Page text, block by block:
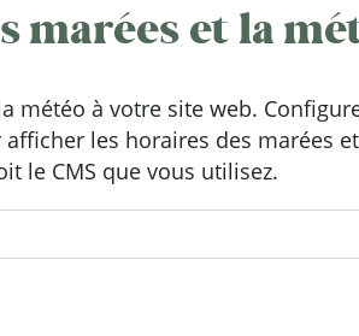
et la
météo à votre site web.
les horaires des marées
le CMS que vous utilisez.